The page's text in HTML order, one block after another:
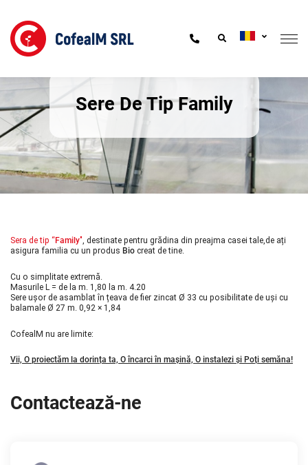
Sere De Tip Family
Sera de tip “ Family", destinate pentru grădina din preajma casei tale,de ați
asigura familia cu un produs Bio creat de tine.
Cu o simplitate extremă.
Masurile L = de la m. 1,80 la m. 4.20
Sere ușor de asamblat în țeava de fier zincat Ø 33 cu posibilitate de uși cu
balamale Ø 27 m. 0,92 × 1,84
CofealM nu are limite:
Vii, O proiectăm la dorința ta, O încarci în mașină, O instalezi și Poți semăna!
Contactează-ne